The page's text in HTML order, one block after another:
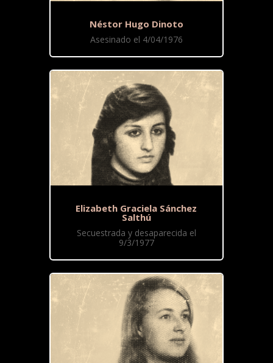
Néstor Hugo Dinoto
Asesinado el 4/04/1976
Elizabeth Graciela Sánchez
Salthú
Secuestrada y desaparecida el
9/3/1977